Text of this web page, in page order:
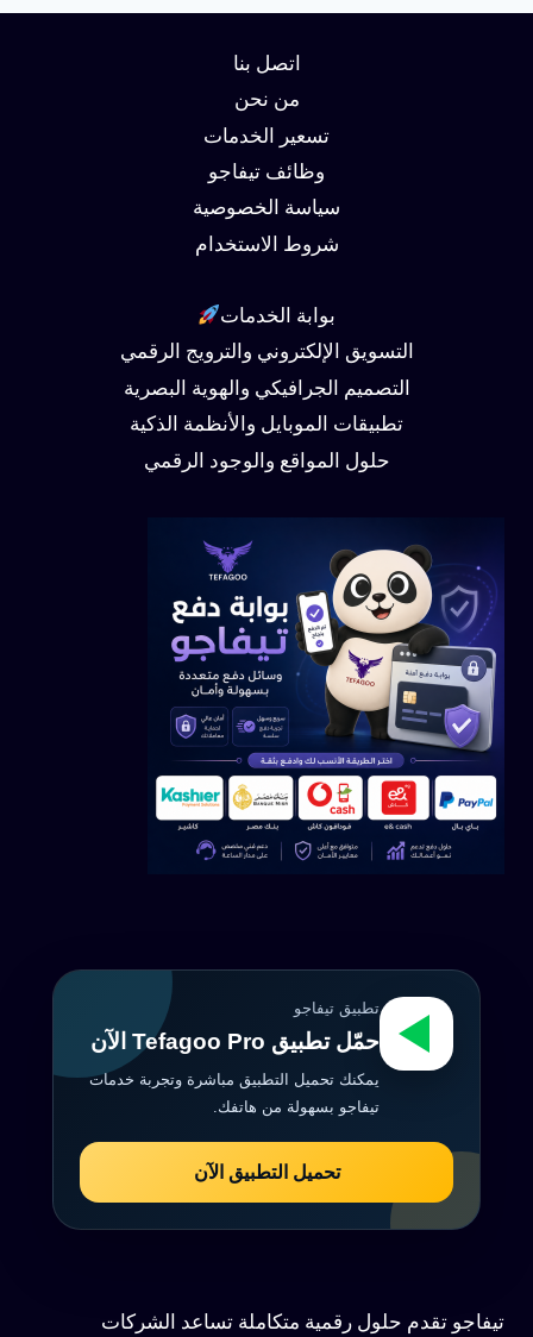
اتصل بنا
من نحن
تسعير الخدمات
وظائف تيفاجو
سياسة الخصوصية
شروط الاستخدام
بوابة الخدمات
التسويق الإلكتروني والترويج الرقمي
التصميم الجرافيكي والهوية البصرية
تطبيقات الموبايل والأنظمة الذكية
حلول المواقع والوجود الرقمي
تطبيق تيفاجو
حمّل تطبيق Tefagoo Pro الآن
يمكنك تحميل التطبيق مباشرة وتجربة خدمات
تيفاجو بسهولة من هاتفك.
تحميل التطبيق الآن
تيفاجو تقدم حلول رقمية متكاملة تساعد الشركات